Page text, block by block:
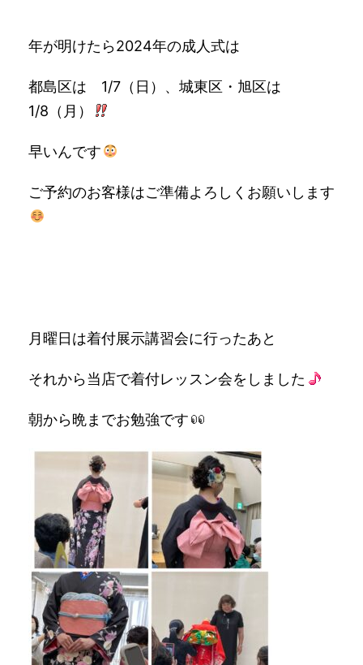
年が明けたら2024年の成人式は
都島区は 1/7（日）、城東区・旭区は
1/8（月）
早いんです
ご予約のお客様はご準備よろしくお願いします
月曜日は着付展示講習会に行ったあと
それから当店で着付レッスン会をしました
朝から晩までお勉強です